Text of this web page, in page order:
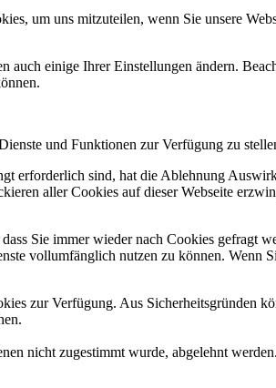
um uns mitzuteilen, wenn Sie unsere
einige Ihrer Einstellungen ändern.
und Funktionen zur Verfügung zu
erforderlich sind, hat die Ablehnung
aller Cookies auf dieser Webseite
Sie immer wieder nach Cookies gefragt
vollumfänglich nutzen zu können. Wenn
zur Verfügung. Aus Sicherheitsgründen
nicht zugestimmt wurde, abgelehnt